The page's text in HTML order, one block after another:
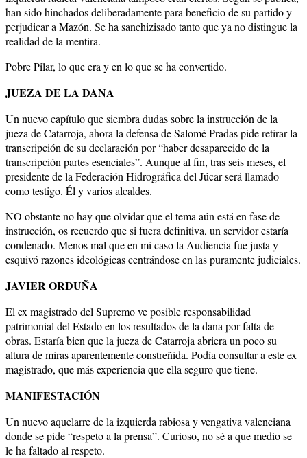
han sido hinchados deliberadamente para beneficio de su partido y
perjudicar a Mazón. Se ha sanchizisado tanto que ya no distingue la
realidad de la mentira.
Pobre Pilar, lo que era y en lo que se ha convertido.
JUEZA DE LA DANA
Un nuevo capítulo que siembra dudas sobre la instrucción de la
jueza de Catarroja, ahora la defensa de Salomé Pradas pide retirar la
transcripción de su declaración por “haber desaparecido de la
transcripción partes esenciales”. Aunque al fin, tras seis meses, el
presidente de la Federación Hidrográfica del Júcar será llamado
como testigo. Él y varios alcaldes.
NO obstante no hay que olvidar que el tema aún está en fase de
instrucción, os recuerdo que si fuera definitiva, un servidor estaría
condenado. Menos mal que en mi caso la Audiencia fue justa y
esquivó razones ideológicas centrándose en las puramente judiciales.
JAVIER ORDUÑA
El ex magistrado del Supremo ve posible responsabilidad
patrimonial del Estado en los resultados de la dana por falta de
obras. Estaría bien que la jueza de Catarroja abriera un poco su
altura de miras aparentemente constreñida. Podía consultar a este ex
magistrado, que más experiencia que ella seguro que tiene.
MANIFESTACIÓN
Un nuevo aquelarre de la izquierda rabiosa y vengativa valenciana
donde se pide “respeto a la prensa”. Curioso, no sé a que medio se
le ha faltado al respeto.